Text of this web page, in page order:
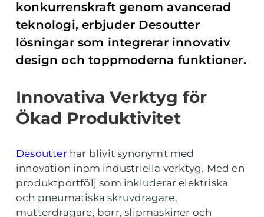
konkurrenskraft genom avancerad
teknologi, erbjuder Desoutter
lösningar som integrerar innovativ
design och toppmoderna funktioner.
Innovativa Verktyg för
Ökad Produktivitet
Desoutterhar blivit synonymt med
innovation inom industriella verktyg. Med en
produktportfölj som inkluderar elektriska
och pneumatiska skruvdragare,
mutterdragare, borr, slipmaskiner och